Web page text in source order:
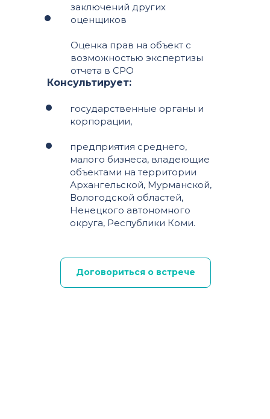
Договориться о встрече
заключений других
оценщиков
Оценка прав на объект с
возможностью экспертизы
отчета в СРО
Консультирует:
государственные органы и
корпорации,
предприятия среднего,
малого бизнеса, владеющие
объектами на территории
Архангельской, Мурманской,
Вологодской областей,
Ненецкого автономного
округа, Республики Коми.